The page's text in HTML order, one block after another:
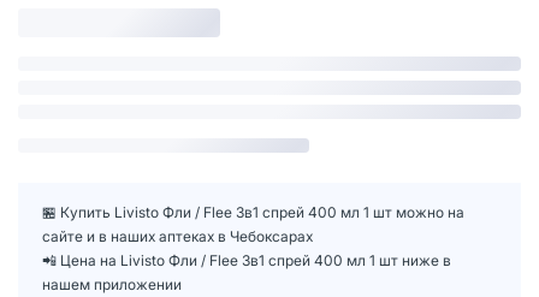
🏪 Купить Livisto Фли / Flee 3в1 спрей 400 мл 1 шт можно на
сайте и в наших аптеках в Чебоксарах
📲 Цена на Livisto Фли / Flee 3в1 спрей 400 мл 1 шт ниже в
нашем приложении